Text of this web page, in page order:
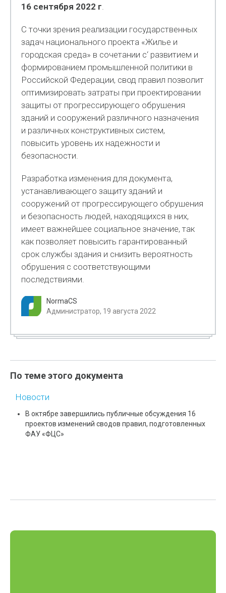
16 сентября 2022 г.
С точки зрения реализации государственных
задач национального проекта «Жилье и
городская среда» в сочетании с‘ развитием и
формированием промышленной политики в
Российской Федерации, свод правил позволит
оптимизировать затраты при проектировании
защиты от прогрессирующего обрушения
зданий и сооружений различного назначения
и различных конструктивных систем,
повысить уровень их надежности и
безопасности.
Разработка изменения для документа,
устанавливающего защиту зданий и
сооружений от прогрессирующего обрушения
и безопасность людей, находящихся в них,
имеет важнейшее социальное значение, так
как позволяет повысить гарантированный
срок службы здания и снизить вероятность
обрушения с соответствующими
последствиями.
NormaCS
Администратор, 19 августа 2022
По теме этого документа
Новости
В октябре завершились публичные обсуждения 16
проектов изменений сводов правил, подготовленных
ФАУ «ФЦС»